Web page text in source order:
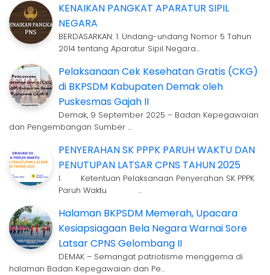
KENAIKAN PANGKAT APARATUR SIPIL
NEGARA
BERDASARKAN: 1. Undang-undang Nomor 5 Tahun
2014 tentang Aparatur Sipil Negara…
Pelaksanaan Cek Kesehatan Gratis (CKG)
di BKPSDM Kabupaten Demak oleh
Puskesmas Gajah II
Demak, 9 September 2025 – Badan Kepegawaian
dan Pengembangan Sumber …
PENYERAHAN SK PPPK PARUH WAKTU DAN
PENUTUPAN LATSAR CPNS TAHUN 2025
I. Ketentuan Pelaksanaan Penyerahan SK PPPK
Paruh Waktu …
Halaman BKPSDM Memerah, Upacara
Kesiapsiagaan Bela Negara Warnai Sore
Latsar CPNS Gelombang II
DEMAK – Semangat patriotisme menggema di
halaman Badan Kepegawaian dan Pe…